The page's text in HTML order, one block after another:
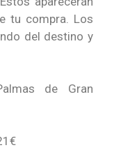
tu compra. Los
del destino y
de Gran